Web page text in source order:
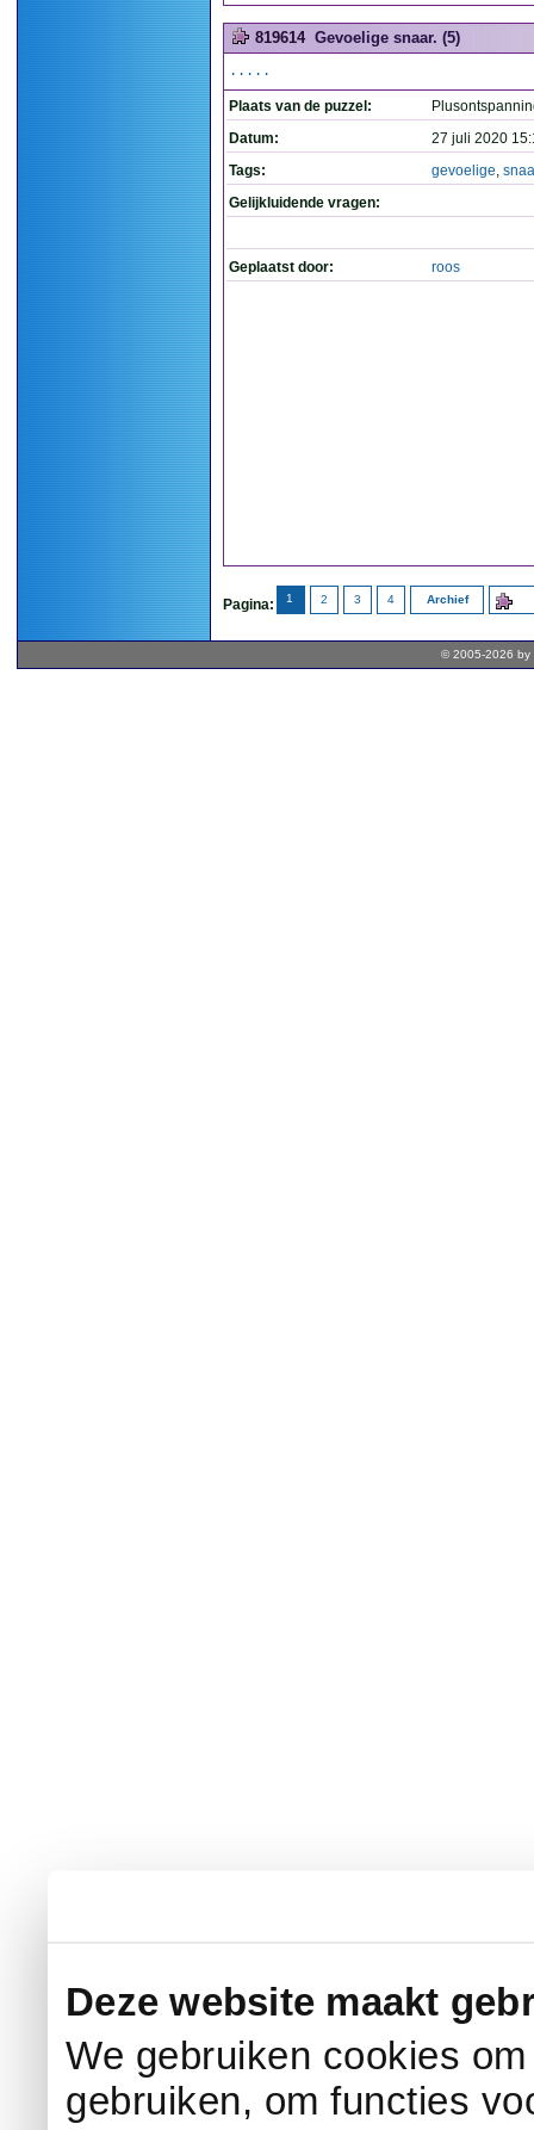
Deze website maakt
We gebruiken cookies
gebruiken, om functies
819614 Gevoelige snaar. (5)
.....
Plaats van de puzzel:
Datum:
27 juli 2020
Tags:
gevoelige,
Gelijkluidende vragen:
Geplaatst door: roos
Pagina: 1 2 3 4 Archief
© 2005-2026 by